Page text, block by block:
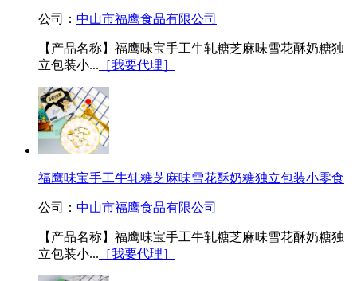
公司： 中山市福鹰食品有限公司
【产品名称】福鹰味宝手工牛轧糖芝麻味雪花酥奶糖独
立包装小... ［我要代理］
福鹰味宝手工牛轧糖芝麻味雪花酥奶糖独立包装小零食
公司： 中山市福鹰食品有限公司
【产品名称】福鹰味宝手工牛轧糖芝麻味雪花酥奶糖独
立包装小... ［我要代理］